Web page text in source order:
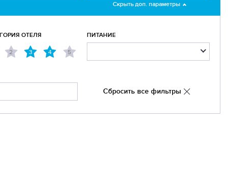
Скрыть доп. параметры
ОТЕЛЯ
2 3 4 5
ПИТАНИЕ
Сбросить все фильтры